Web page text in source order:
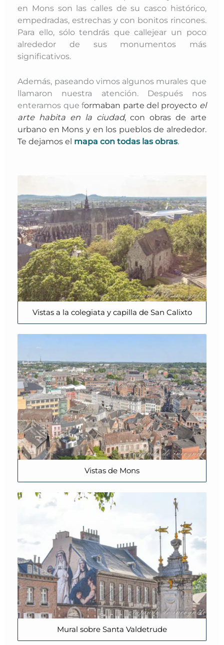
en Mons son las calles de su casco histórico,
empedradas, estrechas y con bonitos rincones.
Para ello, sólo tendrás que callejear un poco
alrededor de sus monumentos más
significativos.
Además, paseando vimos algunos murales que
llamaron nuestra atención. Después nos
enteramos que formaban parte del proyecto el
arte habita en la ciudad, con obras de arte
urbano en Mons y en los pueblos de alrededor.
Te dejamos el mapa con todas las obras.
Vistas a la colegiata y capilla de San Calixto
Vistas de Mons
Mural sobre Santa Valdetrude